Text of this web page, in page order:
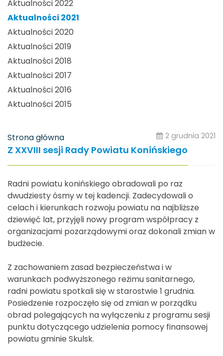
Aktualności 2022
Aktualności 2021
Aktualności 2020
Aktualności 2019
Aktualności 2018
Aktualności 2017
Aktualności 2016
Aktualności 2015
Strona główna 2 grudnia 2021
Z XXVIII sesji Rady Powiatu Konińskiego
Radni powiatu konińskiego obradowali po raz
dwudziesty ósmy w tej kadencji. Zadecydowali o
celach i kierunkach rozwoju powiatu na najbliższe
dziewięć lat, przyjęli nowy program współpracy z
organizacjami pozarządowymi oraz dokonali zmian w
budżecie.
Z zachowaniem zasad bezpieczeństwa i w
warunkach podwyższonego reżimu sanitarnego,
radni powiatu spotkali się w starostwie 1 grudnia.
Posiedzenie rozpoczęło się od zmian w porządku
obrad polegających na wyłączeniu z programu sesji
punktu dotyczącego udzielenia pomocy finansowej
powiatu gminie Skulsk.